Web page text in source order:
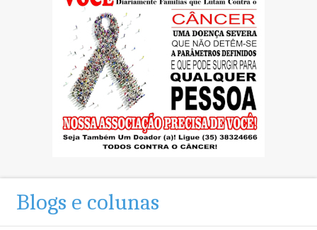
Blogs e colunas